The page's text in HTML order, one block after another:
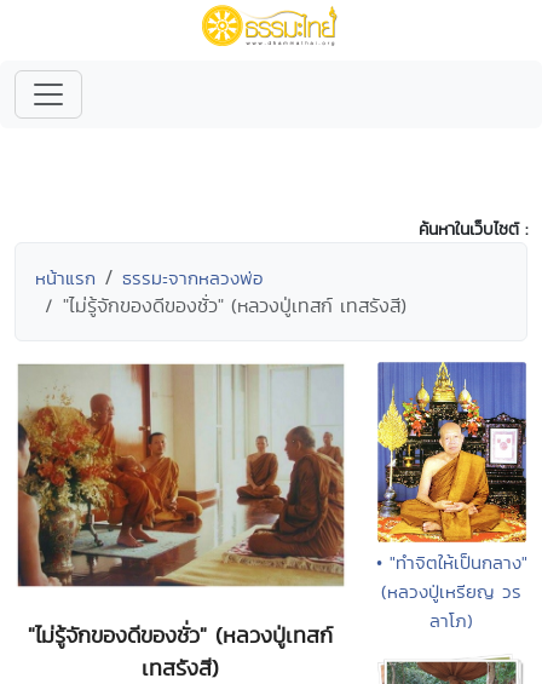
ค้นหาในเว็บไซต์ :
หน้าแรก ธรรมะจากหลวงพ่อ
"ไม่รู้จักของดีของชั่ว" (หลวงปู่เทสก์ เทสรังสี)
"ไม่รู้จักของดีของชั่ว" (หลวงปู่เทสก์
เทสรังสี)
• "ทำจิตให้เป็นกลาง"
(หลวงปู่เหรียญ วร
ลาโภ)